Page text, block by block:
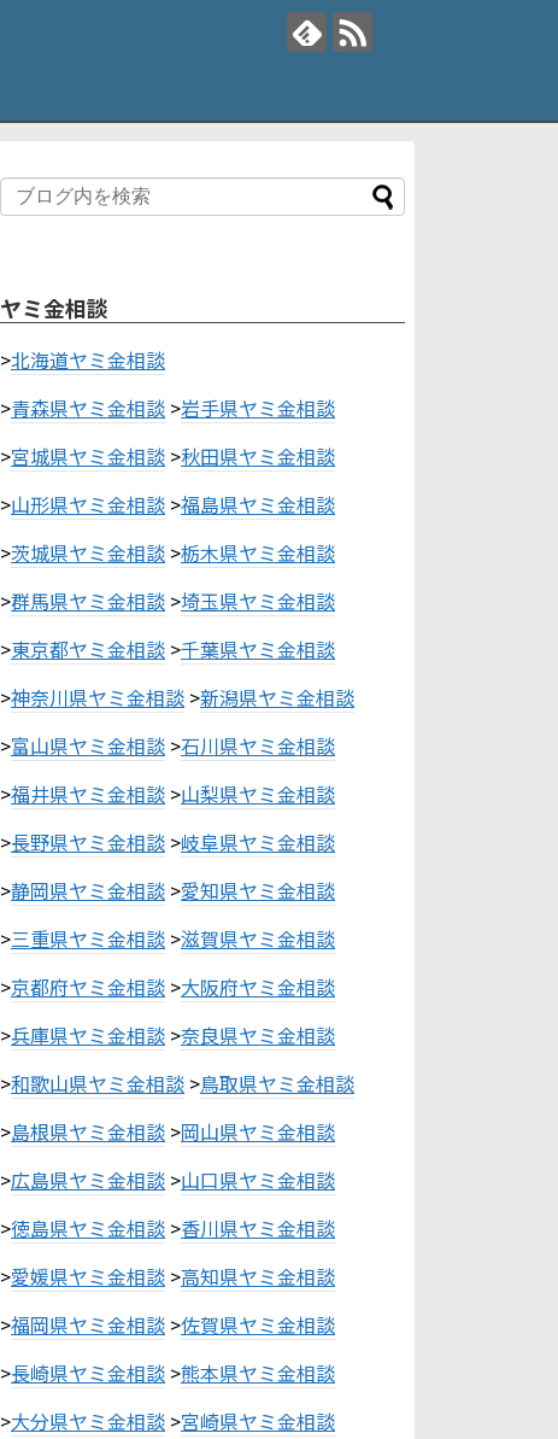
ヤミ金相談
>北海道ヤミ金相談
>青森県ヤミ金相談 >岩手県ヤミ金相談
>宮城県ヤミ金相談 >秋田県ヤミ金相談
>山形県ヤミ金相談 >福島県ヤミ金相談
>茨城県ヤミ金相談 >栃木県ヤミ金相談
>群馬県ヤミ金相談 >埼玉県ヤミ金相談
>東京都ヤミ金相談 >千葉県ヤミ金相談
>神奈川県ヤミ金相談 >新潟県ヤミ金相談
>富山県ヤミ金相談 >石川県ヤミ金相談
>福井県ヤミ金相談 >山梨県ヤミ金相談
>長野県ヤミ金相談 >岐阜県ヤミ金相談
>静岡県ヤミ金相談 >愛知県ヤミ金相談
>三重県ヤミ金相談 >滋賀県ヤミ金相談
>京都府ヤミ金相談 >大阪府ヤミ金相談
>兵庫県ヤミ金相談 >奈良県ヤミ金相談
>和歌山県ヤミ金相談 >鳥取県ヤミ金相談
>島根県ヤミ金相談 >岡山県ヤミ金相談
>広島県ヤミ金相談 >山口県ヤミ金相談
>徳島県ヤミ金相談 >香川県ヤミ金相談
>愛媛県ヤミ金相談 >高知県ヤミ金相談
>福岡県ヤミ金相談 >佐賀県ヤミ金相談
>長崎県ヤミ金相談 >熊本県ヤミ金相談
>大分県ヤミ金相談 >宮崎県ヤミ金相談